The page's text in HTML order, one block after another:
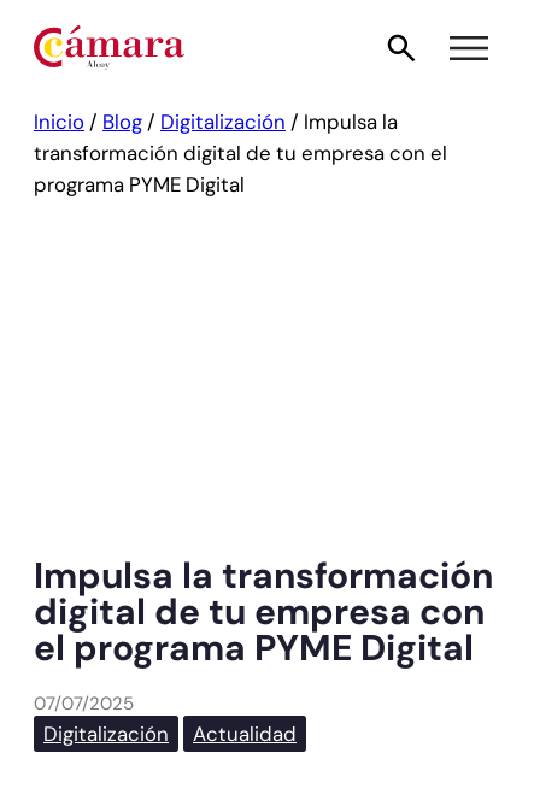
Inicio / Blog / Digitalización / Impulsa la
transformación digital de tu empresa con el
programa PYME Digital
Impulsa la transformación
digital de tu empresa con
el programa PYME Digital
07/07/2025
Digitalización Actualidad